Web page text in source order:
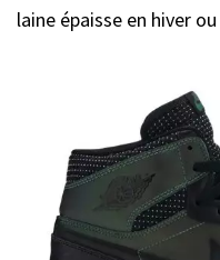
laine épaisse en hiver